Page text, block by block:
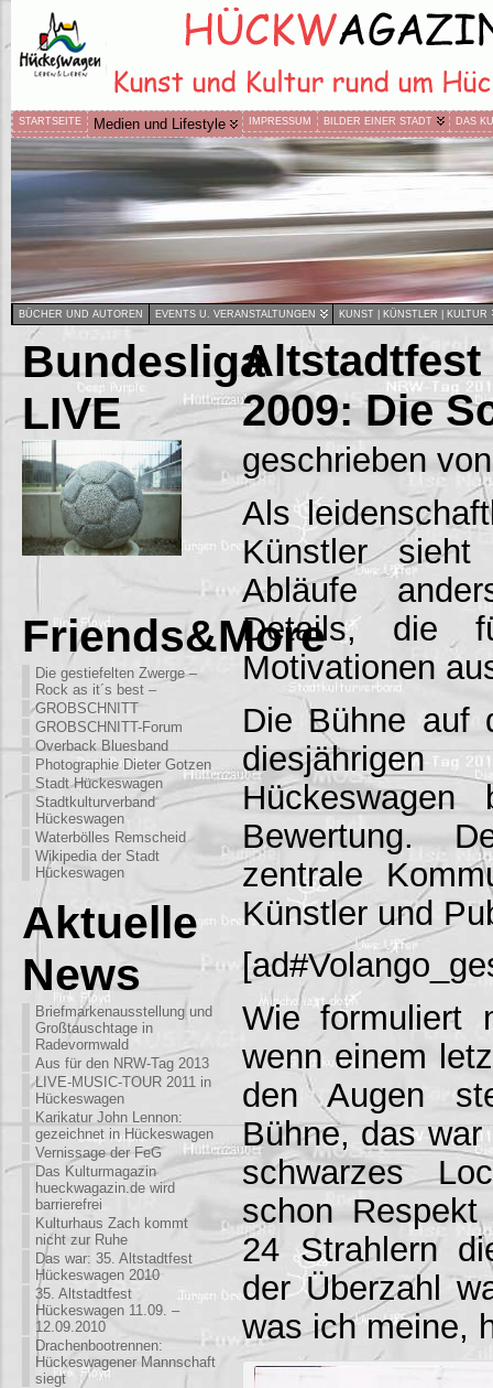
STARTSEITE Medien und Lifestyle IMPRESSUM BILDER EINER STADT DAS
BÜCHER UND AUTOREN EVENTS U. VERANSTALTUNGEN KUNST | KÜNSTLER | KULTUR
Bundesliga
LIVE
Friends&More
Die gestiefelten Zwerge –
Rock as it´s best –
GROBSCHNITT
GROBSCHNITT-Forum
Overback Bluesband
Photographie Dieter Gotzen
Stadt Hückeswagen
Stadtkulturverband
Hückeswagen
Waterbölles Remscheid
Wikipedia der Stadt
Hückeswagen
Aktuelle
News
Briefmarkenausstellung und
Großtauschtage in
Radevormwald
Aus für den NRW-Tag 2013
LIVE-MUSIC-TOUR 2011 in
Hückeswagen
Karikatur John Lennon:
gezeichnet in Hückeswagen
Vernissage der FeG
Das Kulturmagazin
hueckwagazin.de wird
barrierefrei
Kulturhaus Zach kommt
nicht zur Ruhe
Das war: 35. Altstadtfest
Hückeswagen 2010
35. Altstadtfest
Hückeswagen 11.09. –
12.09.2010
Drachenbootrennen:
Hückeswagener Mannschaft
siegt
Altstadtfest
2009: Die
geschrieben
Als
Künstler
Abläufe
Details, die
Motivationen
Die Bühne auf
Hückeswagen
Bewertung.
zentrale
Künstler und
Wie formuliert
wenn einem
den Augen
Bühne, das
schwarzes
schon
24 Strahlern
der Überzahl
was ich meine,